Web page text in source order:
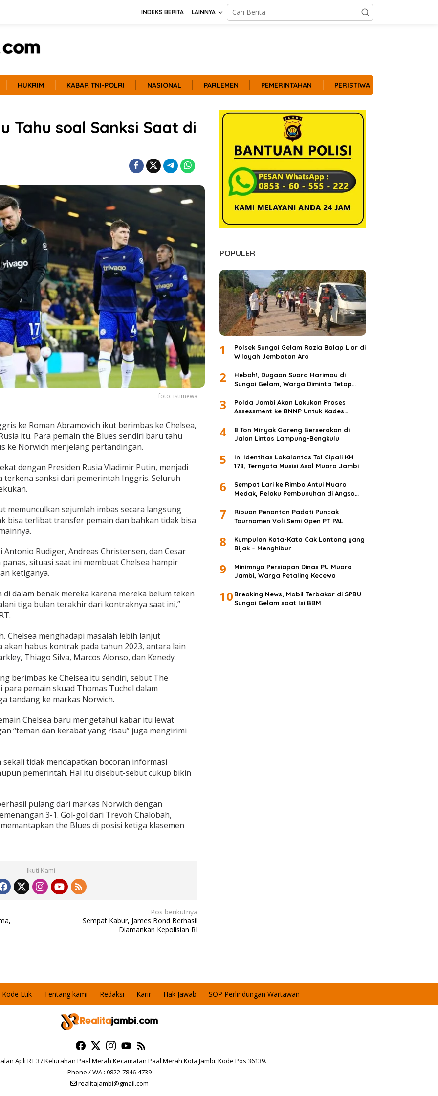
INDEKS BERITA LAINNYA
HUKRIM KABAR TNI-POLRI NASIONAL PARLEMEN PEMERINTAHAN PERISTIWA
Tahu soal Sanksi Saat di
foto: istimewa
ke Roman Abramovich ikut berimbas ke Chelsea,
itu. Para pemain the Blues sendiri baru tahu
ke Norwich menjelang pertandingan.
dengan Presiden Rusia Vladimir Putin, menjadi
terkena sanksi dari pemerintah Inggris. Seluruh
memunculkan sejumlah imbas secara langsung
bisa terlibat transfer pemain dan bahkan tidak bisa
Rudiger, Andreas Christensen, dan Cesar
situasi saat ini membuat Chelsea hampir
ketiganya.
di dalam benak mereka karena mereka belum teken
tiga bulan terakhir dari kontraknya saat ini,”
Chelsea menghadapi masalah lebih lanjut
akan habus kontrak pada tahun 2023, antara lain
Thiago Silva, Marcos Alonso, dan Kenedy.
berimbas ke Chelsea itu sendiri, sebut The
pemain skuad Thomas Tuchel dalam
tandang ke markas Norwich.
Chelsea baru mengetahui kabar itu lewat
“teman dan kerabat yang risau” juga mengirimi
sekali tidak mendapatkan bocoran informasi
pemerintah. Hal itu disebut-sebut cukup bikin
pulang dari markas Norwich dengan
3-1. Gol-gol dari Trevoh Chalobah,
the Blues di posisi ketiga klasemen
Ikuti Kami
Pos berikutnya
Sempat Kabur, James Bond Berhasil
Diamankan Kepolisian RI
POPULER
1
Polsek Sungai Gelam Razia Balap Liar di
Wilayah Jembatan Aro
2
Heboh!, Dugaan Suara Harimau di
Sungai Gelam, Warga Diminta Tetap
3
Polda Jambi Akan Lakukan Proses
Assessment ke BNNP Untuk Kades
4
8 Ton Minyak Goreng Berserakan di
Jalan Lintas Lampung-Bengkulu
5
Ini Identitas Lakalantas Tol Cipali KM
178, Ternyata Musisi Asal Muaro Jambi
6
Sempat Lari ke Rimbo Antui Muaro
Medak, Pelaku Pembunuhan di Angso
7
Ribuan Penonton Padati Puncak
Tournamen Voli Semi Open PT PAL
8
Kumpulan Kata-Kata Cak Lontong yang
Bijak – Menghibur
9
Minimnya Persiapan Dinas PU Muaro
Jambi, Warga Petaling Kecewa
10 Breaking News, Mobil Terbakar di SPBU
Sungai Gelam saat Isi BBM
Kode Etik Tentang kami Redaksi Karir Hak Jawab SOP Perlindungan Wartawan
Apli RT 37 Kelurahan Paal Merah Kecamatan Paal Merah Kota Jambi. Kode Pos 36139.
Phone / WA : 0822-7846-4739
realitajambi@gmail.com